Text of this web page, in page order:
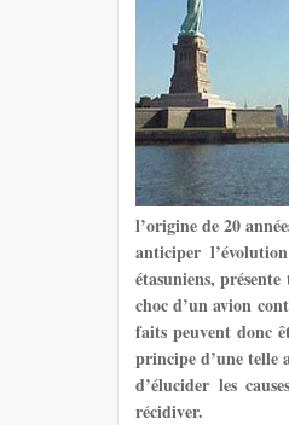
l’origine de 20
anticiper
étasuniens,
choc d’un avion
faits peuvent donc
principe d’une telle
d’élucider les
récidiver.